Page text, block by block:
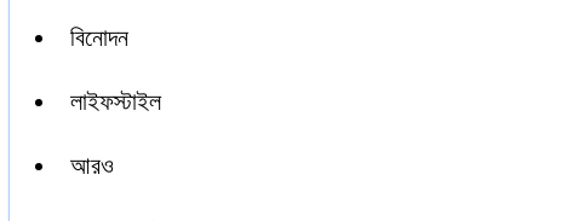
বিনোদন
লাইফস্টাইল
আরও